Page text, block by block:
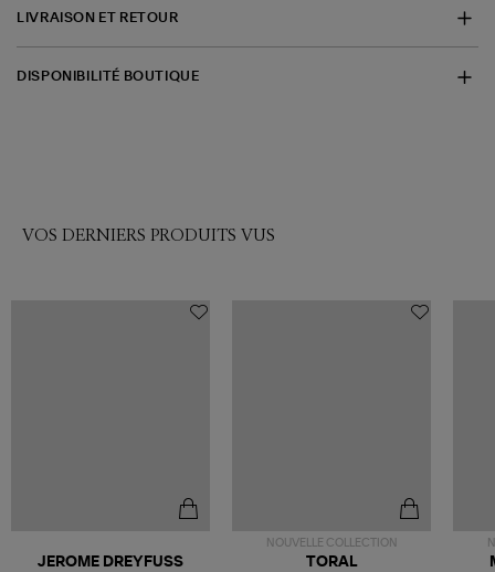
LIVRAISON ET RETOUR
DISPONIBILITÉ BOUTIQUE
VOS DERNIERS PRODUITS VUS
JEROME DREYFUSS
NOUVELLE COLLECTION
TORAL